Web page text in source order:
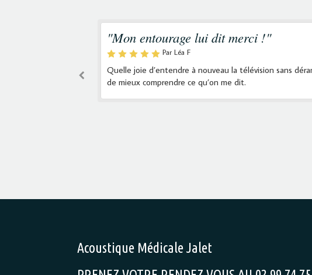
"Mon entourage lui dit merci !"
Par Léa F
Quelle joie d’entendre à nouveau la télévision sans
de mieux comprendre ce qu’on me dit.
Acoustique Médicale Jalet